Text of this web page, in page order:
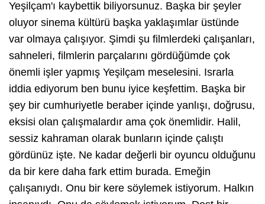
Yeşilçam'ı kaybettik biliyorsunuz. Başka bir şeyler
oluyor sinema kültürü başka yaklaşımlar üstünde
var olmaya çalışıyor. Şimdi şu filmlerdeki çalışanları,
sahneleri, filmlerin parçalarını gördüğümde çok
önemli işler yapmış Yeşilçam meselesini. Israrla
iddia ediyorum ben bunu iyice keşfettim. Başka bir
şey bir cumhuriyetle beraber içinde yanlışı, doğrusu,
eksisi olan çalışmalardır ama çok önemlidir. Halil,
sessiz kahraman olarak bunların içinde çalıştı
gördünüz işte. Ne kadar değerli bir oyuncu olduğunu
da bir kere daha fark ettim burada. Emeğin
çalışanıydı. Onu bir kere söylemek istiyorum. Halkın